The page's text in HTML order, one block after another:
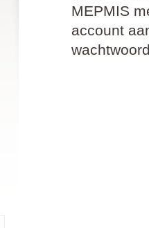
MEPMIS
account